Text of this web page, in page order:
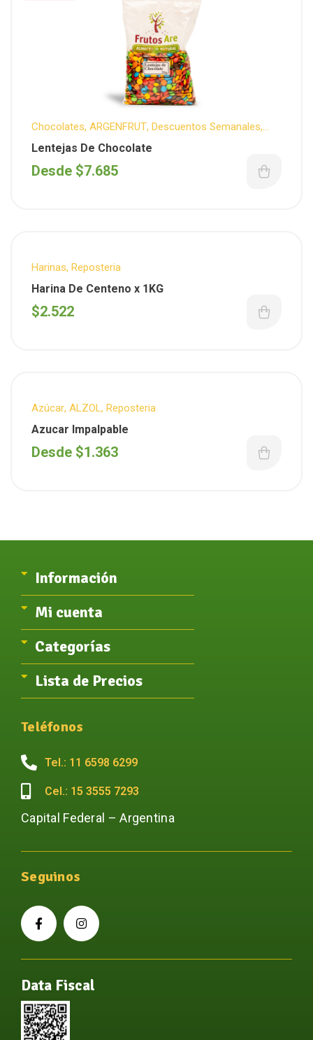
Chocolates, ARGENFRUT, Descuentos Semanales,
Reposteria
Lentejas De Chocolate
Desde $7.685
Harinas, Reposteria
Harina De Centeno x 1KG
$2.522
Azúcar, ALZOL , Reposteria
Azucar Impalpable
Desde $1.363
Información
Mi cuenta
Categorías
Lista de Precios
Teléfonos
Tel.: 11 6598 6299
Cel.: 15 3555 7293
Capital Federal – Argentina
Seguinos
Data Fiscal